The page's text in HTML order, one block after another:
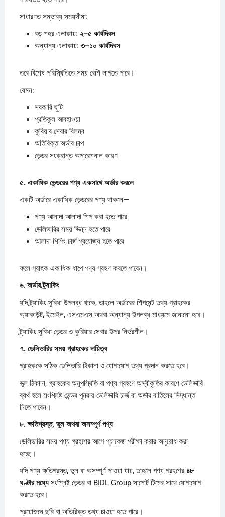
সাধারণত সম্ভাব্য সময়সীমা:
বড় শহর এলাকায়: ২–৫ কার্যদিবস
অন্যান্য এলাকায়: ৩–১০ কার্যদিবস
তবে বিশেষ পরিস্থিতিতে সময় বেশি লাগতে পারে।
যেমন:
সরকারি ছুটি
প্রতিকূল আবহাওয়া
কুরিয়ার সেবার বিলম্ব
অতিরিক্ত অর্ডার চাপ
ভেন্ডর সংক্রান্ত অপারেশনাল কারণ
৫. একাধিকভেন্ডরেরপণ্যএকসাথেঅর্ডারকরলে
একটি অর্ডারে একাধিক ভেন্ডরের পণ্য থাকলে—
পণ্য আলাদা আলাদা শিপ করা হতে পারে
ডেলিভারির সময় ভিন্ন হতে পারে
আলাদা শিপিং চার্জ প্রযোজ্য হতে পারে
ফলে গ্রাহক একাধিক ধাপে পণ্য গ্রহণ করতে পারেন।
৬. অর্ডারট্র্যাকিং
যদি ট্র্যাকিং সুবিধা উপলব্ধ থাকে, তাহলে অর্ডারের শিপমেন্ট তথ্য গ্রাহকের
অ্যাকাউন্ট, ইমেইল, এসএমএস অথবা অন্যান্য উপলব্ধ মাধ্যমে জানানো হবে।
ট্র্যাকিং সুবিধা ভেন্ডর ও কুরিয়ার সেবার উপর নির্ভরশীল।
৭. ডেলিভারিরসময়গ্রাহকেরদায়িত্ব
গ্রাহককে সঠিক ডেলিভারি ঠিকানা ও যোগাযোগ তথ্য প্রদান করতে হবে।
ভুল ঠিকানা, গ্রাহকের অনুপস্থিতি বা পণ্য গ্রহণে অস্বীকৃতির কারণে ডেলিভারি
ব্যর্থ হলে সংশ্লিষ্ট ভেন্ডর পুনরায় ডেলিভারি চার্জ বা অর্ডার বাতিলের সিদ্ধান্ত
নিতে পারেন।
৮.ক্ষতিগ্রস্ত, ভুলঅথবাঅসম্পূর্ণপণ্য
ডেলিভারির সময় পণ্য গ্রহণের আগে প্যাকেজ পরীক্ষা করার অনুরোধ করা
হচ্ছে।
যদি পণ্য ক্ষতিগ্রস্ত, ভুল বা অসম্পূর্ণ পাওয়া যায়, তাহলে পণ্য গ্রহণের ৪৮
ঘণ্টারমধ্যেসংশ্লিষ্ট ভেন্ডর বা BIDL Group সাপোর্ট টিমের সাথে যোগাযোগ
করতে হবে।
প্রয়োজনে ছবি বা অতিরিক্ত তথ্য চাওয়া হতে পারে।